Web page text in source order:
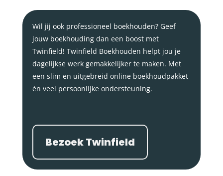
Wil jij ook professioneel boekhouden? Geef
jouw boekhouding dan een boost met
Twinfield! Twinfield Boekhouden helpt jou je
dagelijkse werk gemakkelijker te maken. Met
een slim en uitgebreid online boekhoudpakket
én veel persoonlijke ondersteuning.
Bezoek Twinfield